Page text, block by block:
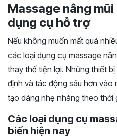
Massage nâng
dụng cụ hỗ trợ
Nếu không muốn mất quá
các loại dụng cụ massage
thay thế tiện lợi. Những thiết
định và tác động sâu hơn vào
tạo dáng nhẹ nhàng theo thời
Các loại dụng cụ
biến hiện nay